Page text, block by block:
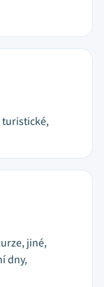
turistické,
jiné,
dny,